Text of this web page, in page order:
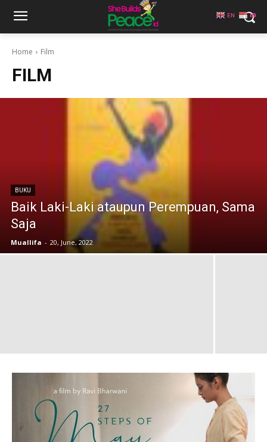
Home Film
FILM
BUKU
Baik Laki-Laki ataupun Perempuan, Sama
Saja
Muallifa - 20, June, 2022
EN ID